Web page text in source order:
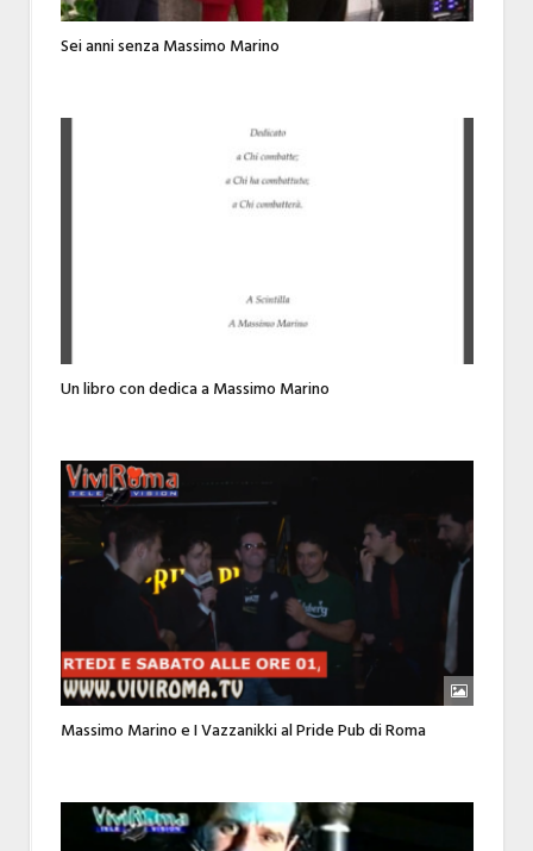
Sei anni senza Massimo Marino
Un libro con dedica a Massimo Marino
Massimo Marino e I Vazzanikki al Pride Pub di Roma